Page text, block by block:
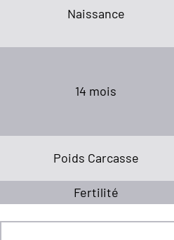
Naissance
14 mois
Poids Carcasse
Fertilité